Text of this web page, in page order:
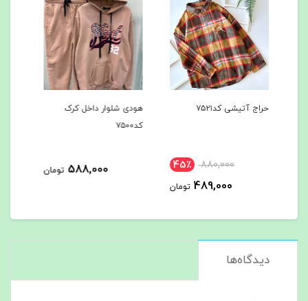
هودی شلوار داخل کرک
588,000 تومان
هودی شلوار داخل کرک
کد۷۴۹7
588,000 تومان
دیدگاه‌ها